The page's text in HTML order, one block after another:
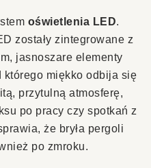
oświetlenia LED.
zostały zintegrowane z
jasnoszare elementy
którego miękko odbija się
przytulną atmosferę,
po pracy czy spotkań z
że bryła pergoli
po zmroku.